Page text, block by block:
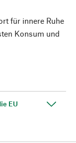
für innere Ruhe
Konsum und
EU